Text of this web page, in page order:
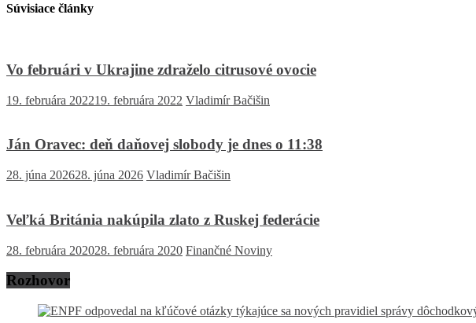
Súvisiace články
Vo februári v Ukrajine zdraželo citrusové ovocie
19. februára 202219. februára 2022 Vladimír Bačišin
Ján Oravec: deň daňovej slobody je dnes o 11:38
28. júna 202628. júna 2026 Vladimír Bačišin
Veľká Británia nakúpila zlato z Ruskej federácie
28. februára 202028. februára 2020 Finančné Noviny
Rozhovor